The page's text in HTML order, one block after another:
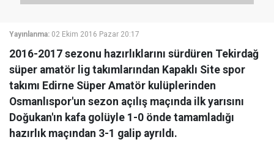
Yayınlanma: 02 Ekim 2016 Pazar 20:17
2016-2017 sezonu hazırlıklarını sürdüren Tekirdağ
süper amatör lig takımlarından Kapaklı Site spor
takımı Edirne Süper Amatör kulüplerinden
Osmanlıspor'un sezon açılış maçında ilk yarısını
Doğukan'ın kafa golüyle 1-0 önde tamamladığı
hazırlık maçından 3-1 galip ayrıldı.